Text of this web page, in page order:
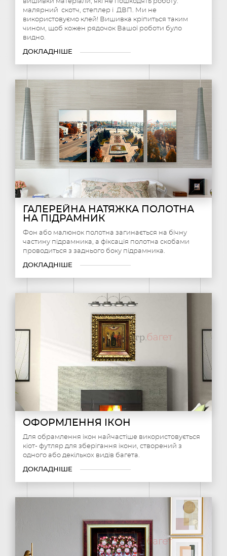
малярний скотч, степлер і ДВП. Ми не
використовуємо клей! Вишивка кріпиться таким
чином, щоб кожен рядочок Вашої роботи було
видно.
ДОКЛАДНІШЕ
ГАЛЕРЕЙНА НАТЯЖКА ПОЛОТНА
НА ПІДРАМНИК
Фон або малюнок полотна загинається на бічну
частину підрамника, а фіксація полотна скобами
проводиться з заднього боку підрамника.
ДОКЛАДНІШЕ
ОФОРМЛЕННЯ ІКОН
Для обрамлення ікон найчастіше використовується
кіот- футляр для зберігання ікони, створений з
одного або декількох видів багета.
ДОКЛАДНІШЕ